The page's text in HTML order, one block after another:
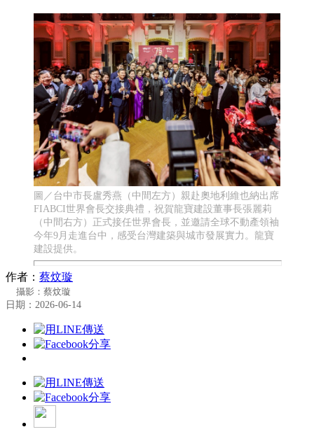
圖／台中市長盧秀燕（中間左方）親赴奧地利維也納出席
FIABCI世界會長交接典禮，祝賀龍寶建設董事長張麗莉
（中間右方）正式接任世界會長，並邀請全球不動產領袖
今年9月走進台中，感受台灣建築與城市發展實力。龍寶
建設提供。
作者： 蔡炆璇
攝影：蔡炆璇
日期：2026-06-14